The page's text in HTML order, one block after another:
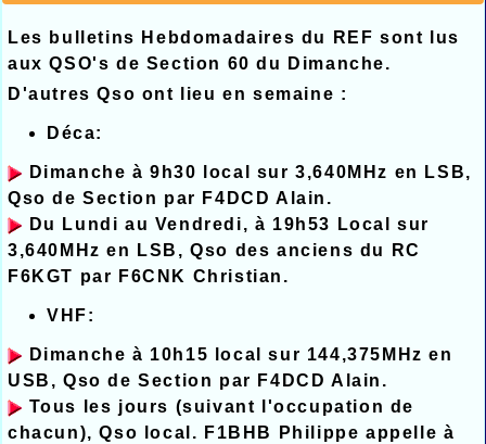
Les bulletins Hebdomadaires du REF sont lus
aux QSO's de Section 60 du Dimanche.
D'autres Qso ont lieu en semaine :
Déca:
Dimanche à 9h30 local sur 3,640MHz en LSB,
Qso de Section par F4DCD Alain.
Du Lundi au Vendredi, à 19h53 Local sur
3,640MHz en LSB, Qso des anciens du RC
F6KGT par F6CNK Christian.
VHF:
Dimanche à 10h15 local sur 144,375MHz en
USB, Qso de Section par F4DCD Alain.
Tous les jours (suivant l'occupation de
chacun), Qso local. F1BHB Philippe appelle à